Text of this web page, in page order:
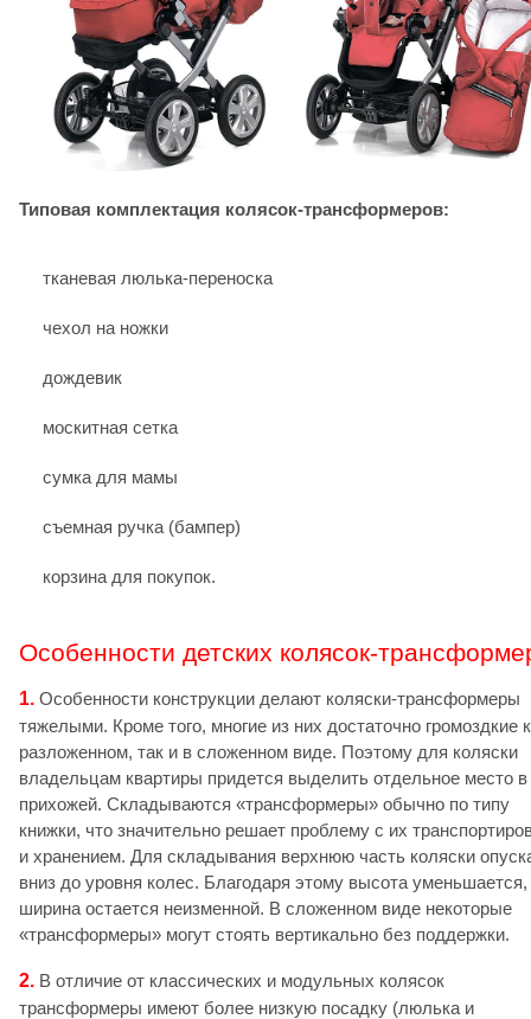
Типовая комплектация колясок-трансформеров:
тканевая люлька-переноска
чехол на ножки
дождевик
москитная сетка
сумка для мамы
съемная ручка (бампер)
корзина для покупок.
Особенности детских колясок-
1. Особенности конструкции делают коляски-трансформеры
тяжелыми. Кроме того, многие из них достаточно громоздкие
разложенном, так и в сложенном виде. Поэтому для коляски
владельцам квартиры придется выделить отдельное место в
прихожей. Складываются «трансформеры» обычно по типу
книжки, что значительно решает проблему с их
и хранением. Для складывания верхнюю часть коляски
вниз до уровня колес. Благодаря этому высота уменьшается,
ширина остается неизменной. В сложенном виде некоторые
«трансформеры» могут стоять вертикально без поддержки.
2. В отличие от классических и модульных колясок
трансформеры имеют более низкую посадку (люлька и